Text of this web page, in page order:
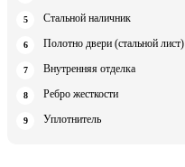
Стальной наличник
Полотно двери (стальной лист)
Внутренняя отделка
Ребро жесткости
Уплотнитель